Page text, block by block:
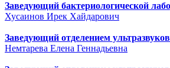
Заведующий бактериологической
Хусаинов Ирек Хайдарович
Заведующий отделением
Немтарева Елена Геннадьевна